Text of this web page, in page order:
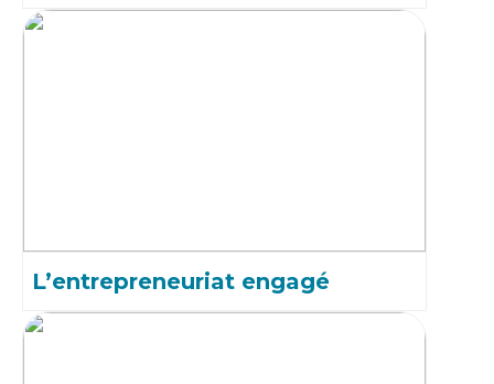
L’entrepreneuriat engagé